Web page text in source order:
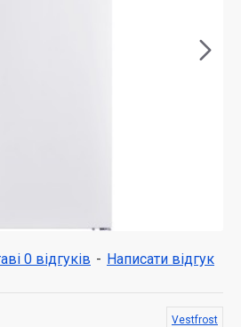
0 відгуків - Написати відгук
Vestfrost